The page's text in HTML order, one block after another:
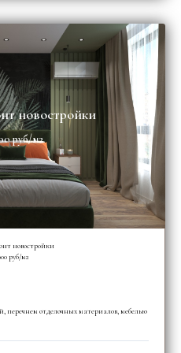
новостройки
руб/м2
новостройки
руб/м2
перечнем отделочных материалов, мебелью